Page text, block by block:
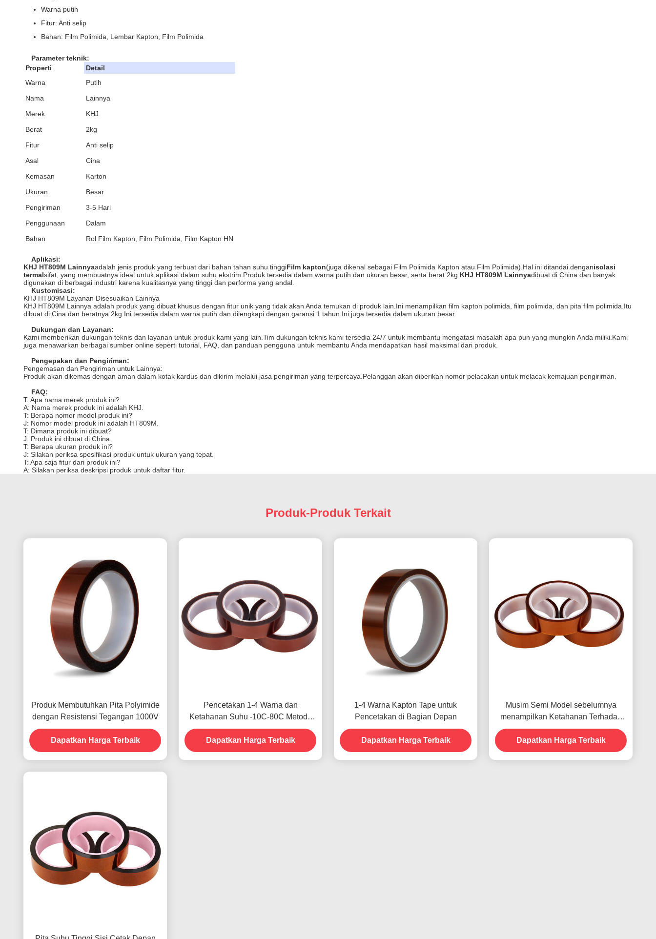
Warna putih
Fitur: Anti selip
Bahan: Film Polimida, Lembar Kapton, Film Polimida
Parameter teknik:
Properti
Detail
Warna
Putih
Nama
Lainnya
Merek
KHJ
Berat
2kg
Fitur
Anti selip
Asal
Cina
Kemasan
Karton
Ukuran
Besar
Pengiriman
3-5 Hari
Penggunaan
Dalam
Bahan
Rol Film Kapton, Film Polimida, Film Kapton HN
Aplikasi:
KHJ HT809M Lainnyaadalah jenis produk yang terbuat dari bahan tahan suhu tinggiFilm kapton(juga dikenal sebagai Film Polimida Kapton atau Film Polimida).Hal ini ditandai denganisolasi
termalsifat, yang membuatnya ideal untuk aplikasi dalam suhu ekstrim.Produk tersedia dalam warna putih dan ukuran besar, serta berat 2kg. KHJ HT809M Lainnyadibuat di China dan banyak
digunakan di berbagai industri karena kualitasnya yang tinggi dan performa yang andal.
Kustomisasi:
KHJ HT809M Layanan Disesuaikan Lainnya
KHJ HT809M Lainnya adalah produk yang dibuat khusus dengan fitur unik yang tidak akan Anda temukan di produk lain.Ini menampilkan film kapton polimida, film polimida, dan pita film polimida.Itu
dibuat di Cina dan beratnya 2kg.Ini tersedia dalam warna putih dan dilengkapi dengan garansi 1 tahun.Ini juga tersedia dalam ukuran besar.
Dukungan dan Layanan:
Kami memberikan dukungan teknis dan layanan untuk produk kami yang lain.Tim dukungan teknis kami tersedia 24/7 untuk membantu mengatasi masalah apa pun yang mungkin Anda miliki.Kami
juga menawarkan berbagai sumber online seperti tutorial, FAQ, dan panduan pengguna untuk membantu Anda mendapatkan hasil maksimal dari produk.
Pengepakan dan Pengiriman:
Pengemasan dan Pengiriman untuk Lainnya:
Produk akan dikemas dengan aman dalam kotak kardus dan dikirim melalui jasa pengiriman yang terpercaya.Pelanggan akan diberikan nomor pelacakan untuk melacak kemajuan pengiriman.
FAQ:
T: Apa nama merek produk ini?
A: Nama merek produk ini adalah KHJ.
T: Berapa nomor model produk ini?
J: Nomor model produk ini adalah HT809M.
T: Dimana produk ini dibuat?
J: Produk ini dibuat di China.
T: Berapa ukuran produk ini?
J: Silakan periksa spesifikasi produk untuk ukuran yang tepat.
T: Apa saja fitur dari produk ini?
A: Silakan periksa deskripsi produk untuk daftar fitur.
Produk-Produk Terkait
Produk Membutuhkan Pita Polyimide
dengan Resistensi Tegangan 1000V
Dapatkan Harga Terbaik
Pencetakan 1-4 Warna dan
Ketahanan Suhu -10C-80C Metode
Pembayaran Kartu Kredit untuk Model
Sebelumnya
Dapatkan Harga Terbaik
1-4 Warna Kapton Tape untuk
Pencetakan di Bagian Depan
Dapatkan Harga Terbaik
Musim Semi Model sebelumnya
menampilkan Ketahanan Terhadap
Kelembaban dan Kekuatan Kupas
2.5N/25mm
Dapatkan Harga Terbaik